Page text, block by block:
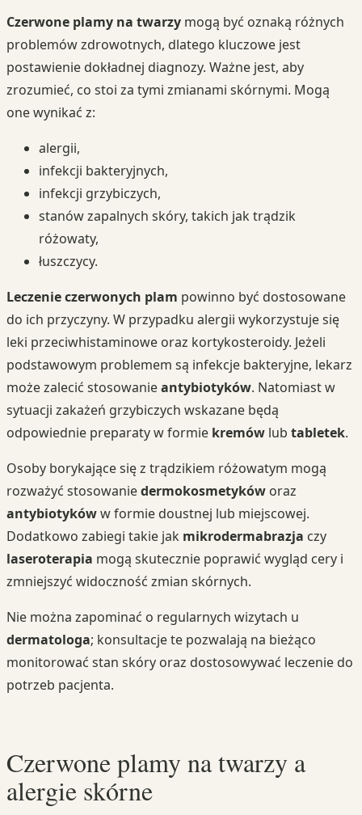
Czerwone plamy na twarzy mogą być oznaką różnych
problemów zdrowotnych, dlatego kluczowe jest
postawienie dokładnej diagnozy. Ważne jest, aby
zrozumieć, co stoi za tymi zmianami skórnymi. Mogą
one wynikać z:
alergii,
infekcji bakteryjnych,
infekcji grzybiczych,
stanów zapalnych skóry, takich jak trądzik
różowaty,
łuszczycy.
Leczenie czerwonych plam powinno być dostosowane
do ich przyczyny. W przypadku alergii wykorzystuje się
leki przeciwhistaminowe oraz kortykosteroidy. Jeżeli
podstawowym problemem są infekcje bakteryjne, lekarz
może zalecić stosowanieantybiotyków. Natomiast w
sytuacji zakażeń grzybiczych wskazane będą
odpowiednie preparaty w formie kremów lub tabletek.
Osoby borykające się z trądzikiem różowatym mogą
rozważyć stosowaniedermokosmetyków oraz
antybiotykóww formie doustnej lub miejscowej.
Dodatkowo zabiegi takie jak mikrodermabrazja czy
laseroterapia mogą skutecznie poprawić wygląd cery i
zmniejszyć widoczność zmian skórnych.
Nie można zapominać o regularnych wizytach u
dermatologa; konsultacje te pozwalają na bieżąco
monitorować stan skóry oraz dostosowywać leczenie do
potrzeb pacjenta.
Czerwone plamy na twarzy a
alergie skórne